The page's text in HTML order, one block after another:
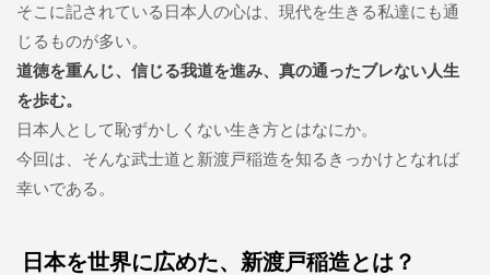
そこに記されている日本人の心は、現代を生きる私達にも通
じるものが多い。
道徳を重んじ、信じる我道を進み、真の通ったブレない人生
を歩む。
日本人として恥ずかしくない生き方とはなにか。
今回は、そんな武士道と新渡戸稲造を知るきっかけとなれば
幸いである。
日本を世界に広めた、新渡戸稲造とは？